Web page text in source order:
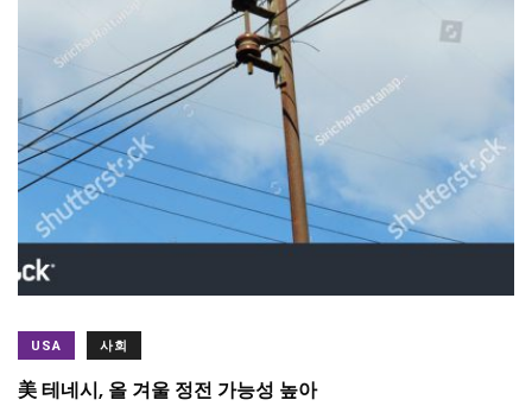
USA 사회
美 테네시, 올 겨울 정전 가능성 높아